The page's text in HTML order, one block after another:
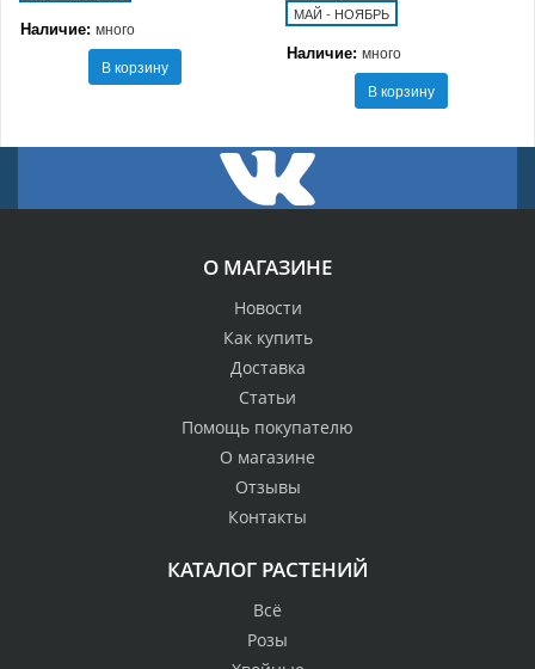
Наличие: много
В корзину
МАЙ - НОЯБРЬ
Наличие: много
В корзину
О МАГАЗИНЕ
Новости
Как купить
Доставка
Статьи
Помощь покупателю
О магазине
Отзывы
Контакты
КАТАЛОГ РАСТЕНИЙ
Всё
Розы